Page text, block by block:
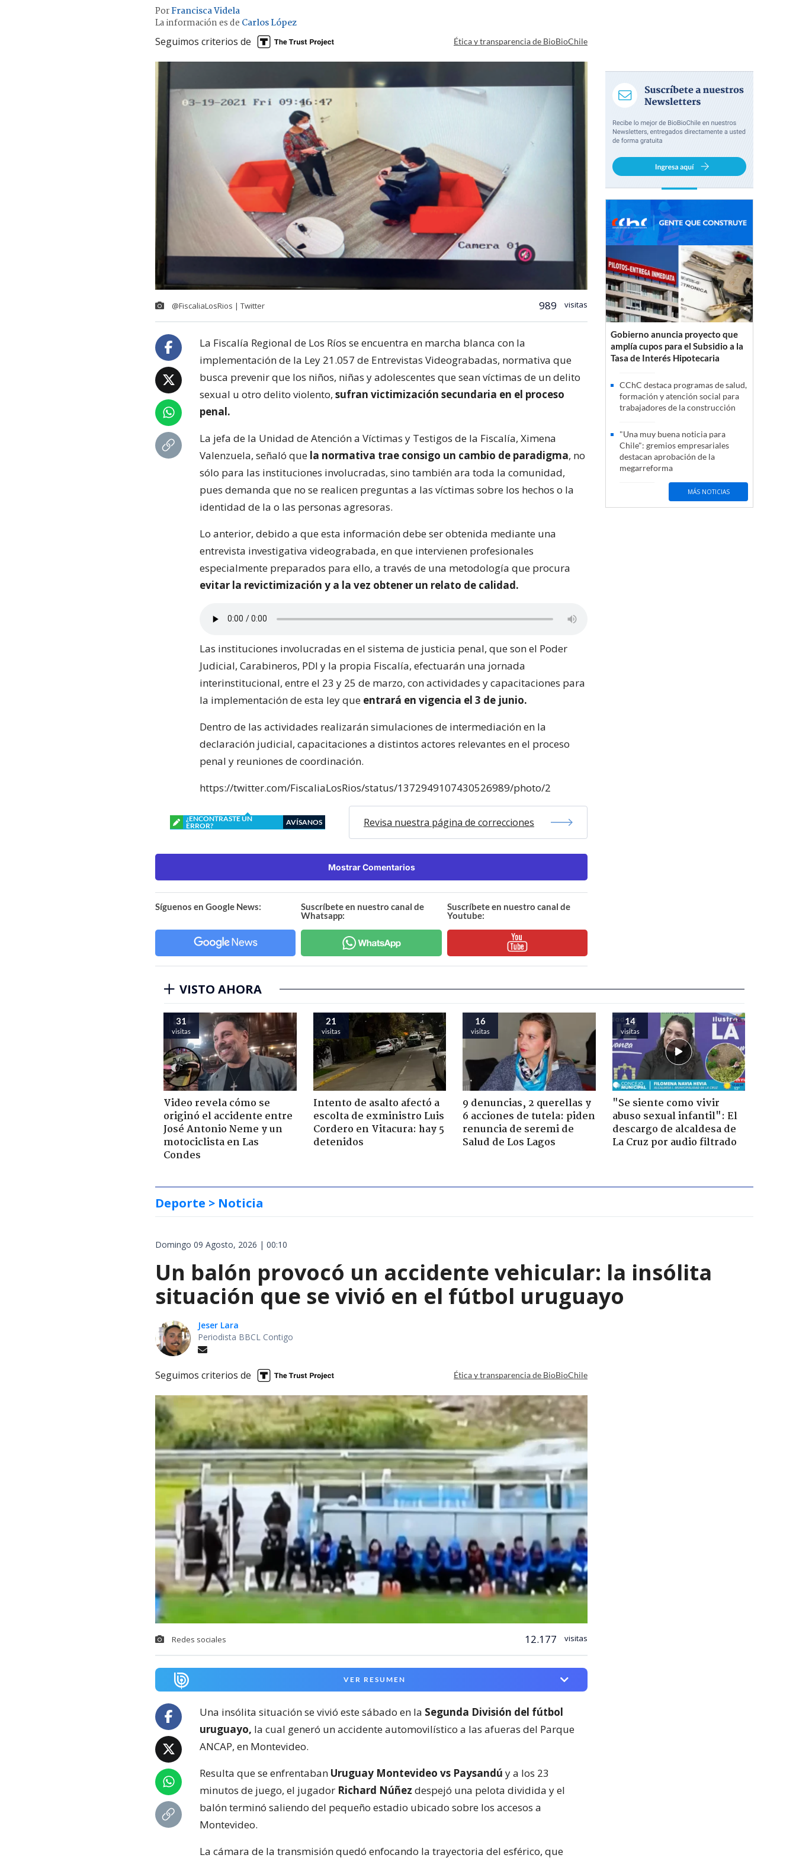
PorFrancisca Videla
La información es de Carlos López
Seguimos criterios de Ética y transparencia de BioBioChile
@FiscaliaLosRios | Twitter 989 visitas
La Fiscalía Regional de Los Ríos se encuentra en marcha blanca con la
implementación de la Ley 21.057 de Entrevistas Videograbadas, normativa que
busca prevenir que los niños, niñas y adolescentes que sean víctimas de un delito
sexual u otro delito violento, sufran victimización secundaria en el proceso
penal.
La jefa de la Unidad de Atención a Víctimas y Testigos de la Fiscalía, Ximena
Valenzuela, señaló que la normativa trae consigo un cambio de paradigma, no
sólo para las instituciones involucradas, sino también ara toda la comunidad,
pues demanda que no se realicen preguntas a las víctimas sobre los hechos o la
identidad de la o las personas agresoras.
Lo anterior, debido a que esta información debe ser obtenida mediante una
entrevista investigativa videograbada, en que intervienen profesionales
especialmente preparados para ello, a través de una metodología que procura
evitar la revictimización y a la vez obtener un relato de calidad.
Las instituciones involucradas en el sistema de justicia penal, que son el Poder
Judicial, Carabineros, PDI y la propia Fiscalía, efectuarán una jornada
interinstitucional, entre el 23 y 25 de marzo, con actividades y capacitaciones para
la implementación de esta ley que entrará en vigencia el 3 de junio.
Dentro de las actividades realizarán simulaciones de intermediación en la
declaración judicial, capacitaciones a distintos actores relevantes en el proceso
penal y reuniones de coordinación.
https://twitter.com/FiscaliaLosRios/status/1372949107430526989/photo/2
¿ENCONTRASTE UN
ERROR?
AVÍSANOS Revisa nuestra página de correcciones
Mostrar Comentarios
Síguenos en Google News:
Suscríbete en nuestro canal de
Whatsapp:
Suscríbete en nuestro canal de
Youtube:
Gobierno anuncia proyecto que
amplía cupos para el Subsidio a la
Tasa de Interés Hipotecaria
CChC destaca programas de salud,
formación y atención social para
trabajadores de la construcción
"Una muy buena noticia para
Chile": gremios empresariales
destacan aprobación de la
megarreforma
MÁS NOTICIAS
VISTO AHORA
31
visitas
Video revela cómo se
originó el accidente entre
José Antonio Neme y un
motociclista en Las
Condes
21
visitas
Intento de asalto afectó a
escolta de exministro Luis
Cordero en Vitacura: hay 5
detenidos
16
visitas
9 denuncias, 2 querellas y
6 acciones de tutela: piden
renuncia de seremi de
Salud de Los Lagos
14
visitas
"Se siente como vivir
abuso sexual infantil": El
descargo de alcaldesa de
La Cruz por audio filtrado
Deporte > Noticia
Domingo 09 Agosto, 2026 | 00:10
Un balón provocó un accidente vehicular: la insólita
situación que se vivió en el fútbol uruguayo
Jeser Lara
Periodista BBCL Contigo
Seguimos criterios de Ética y transparencia de BioBioChile
Redes sociales 12.177 visitas
VER RESUMEN
Una insólita situación se vivió este sábado en la Segunda División del fútbol
uruguayo, la cual generó un accidente automovilístico a las afueras del Parque
ANCAP, en Montevideo.
Resulta que se enfrentaban Uruguay Montevideo vs Paysandú y a los 23
minutos de juego, el jugador Richard Núñez despejó una pelota dividida y el
balón terminó saliendo del pequeño estadio ubicado sobre los accesos a
Montevideo.
La cámara de la transmisión quedó enfocando la trayectoria del esférico, que